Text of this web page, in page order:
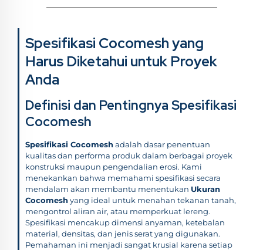
Spesifikasi Cocomesh yang
Harus Diketahui untuk Proyek
Anda
Definisi dan Pentingnya Spesifikasi
Cocomesh
Spesifikasi Cocomeshadalah dasar penentuan
kualitas dan performa produk dalam berbagai proyek
konstruksi maupun pengendalian erosi. Kami
menekankan bahwa memahami spesifikasi secara
mendalam akan membantu menentukan Ukuran
Cocomeshyang ideal untuk menahan tekanan tanah,
mengontrol aliran air, atau memperkuat lereng.
Spesifikasi mencakup dimensi anyaman, ketebalan
material, densitas, dan jenis serat yang digunakan.
Pemahaman ini menjadi sangat krusial karena setiap